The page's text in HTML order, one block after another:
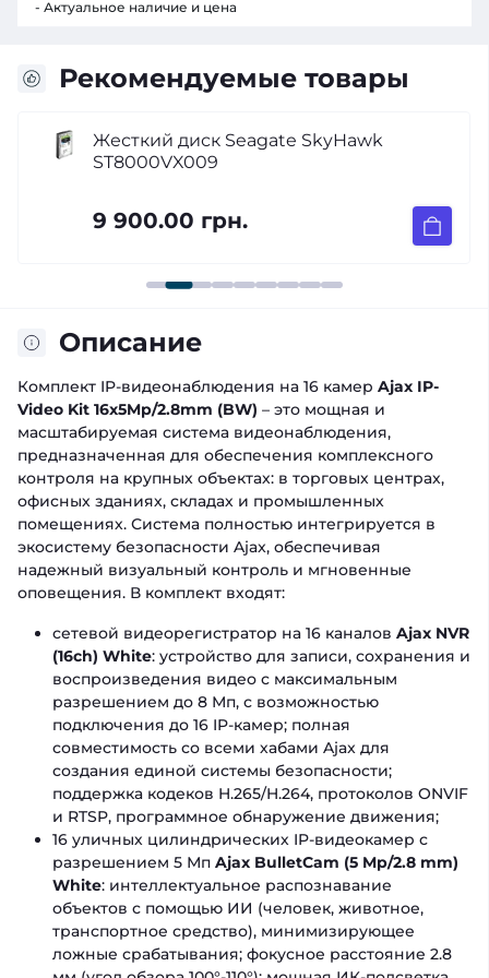
Рекомендуемые товары
Жесткий диск Seagate SkyHawk
ST8000VX009
9 900.00 грн.
Описание
Комплект IP-видеонаблюдения на 16 камер Ajax IP-
Video Kit 16x5Mp/2.8mm (BW) – это мощная и
масштабируемая система видеонаблюдения,
предназначенная для обеспечения комплексного
контроля на крупных объектах: в торговых центрах,
офисных зданиях, складах и промышленных
помещениях. Система полностью интегрируется в
экосистему безопасности Ajax, обеспечивая
надежный визуальный контроль и мгновенные
оповещения. В комплект входят:
сетевой видеорегистратор на 16 каналов Ajax NVR
(16ch) White: устройство для записи, сохранения и
воспроизведения видео с максимальным
разрешением до 8 Мп, с возможностью
подключения до 16 IP-камер; полная
совместимость со всеми хабами Ajax для
создания единой системы безопасности;
поддержка кодеков H.265/H.264, протоколов ONVIF
и RTSP, программное обнаружение движения;
16 уличных цилиндрических IP-видеокамер с
разрешением 5 Мп Ajax BulletCam (5 Mp/2.8 mm)
White: интеллектуальное распознавание
объектов с помощью ИИ (человек, животное,
транспортное средство), минимизирующее
ложные срабатывания; фокусное расстояние 2.8
- Актуальное наличие и цена